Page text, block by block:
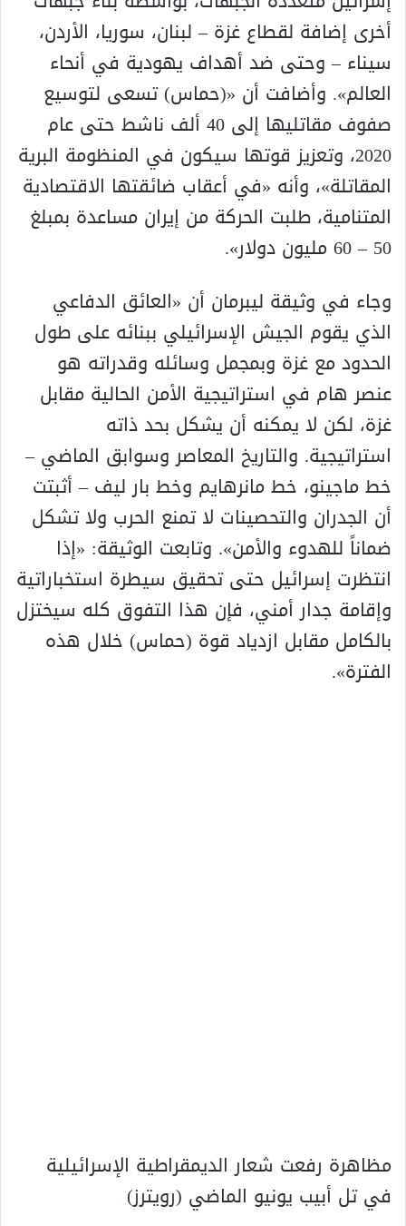
أخرى إضافة لقطاع غزة – لبنان، سوريا، الأردن،
سيناء – وحتى ضد أهداف يهودية في أنحاء
العالم». وأضافت أن «(حماس) تسعى لتوسيع
صفوف مقاتليها إلى 40 ألف ناشط حتى عام
2020، وتعزيز قوتها سيكون في المنظومة البرية
المقاتلة»، وأنه «في أعقاب ضائقتها الاقتصادية
المتنامية، طلبت الحركة من إيران مساعدة بمبلغ
50 – 60 مليون دولار».
وجاء في وثيقة ليبرمان أن «العائق الدفاعي
الذي يقوم الجيش الإسرائيلي ببنائه على طول
الحدود مع غزة وبمجمل وسائله وقدراته هو
عنصر هام في استراتيجية الأمن الحالية مقابل
غزة، لكن لا يمكنه أن يشكل بحد ذاته
استراتيجية. والتاريخ المعاصر وسوابق الماضي –
خط ماجينو، خط مانرهايم وخط بار ليف – أثبتت
أن الجدران والتحصينات لا تمنع الحرب ولا تشكل
ضماناً للهدوء والأمن». وتابعت الوثيقة: «إذا
انتظرت إسرائيل حتى تحقيق سيطرة استخباراتية
وإقامة جدار أمني، فإن هذا التفوق كله سيختزل
بالكامل مقابل ازدياد قوة (حماس) خلال هذه
الفترة».
مظاهرة رفعت شعار الديمقراطية الإسرائيلية
في تل أبيب يونيو الماضي (رويترز)